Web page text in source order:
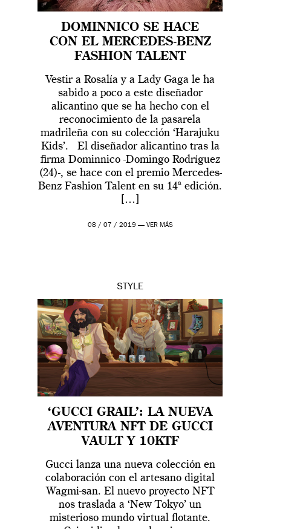
DOMINNICO SE HACE
CON EL MERCEDES-BENZ
FASHION TALENT
Vestir a Rosalía y a Lady Gaga le ha
sabido a poco a este diseñador
alicantino que se ha hecho con el
reconocimiento de la pasarela
madrileña con su colección ‘Harajuku
Kids’. El diseñador alicantino tras la
firma Dominnico -Domingo Rodríguez
(24)-, se hace con el premio Mercedes-
Benz Fashion Talent en su 14ª edición.
[…]
08 / 07 / 2019 — VER MÁS
STYLE
‘GUCCI GRAIL’: LA NUEVA
AVENTURA NFT DE GUCCI
VAULT Y 10KTF
Gucci lanza una nueva colección en
colaboración con el artesano digital
Wagmi-san. El nuevo proyecto NFT
nos traslada a ‘New Tokyo’ un
misterioso mundo virtual flotante.